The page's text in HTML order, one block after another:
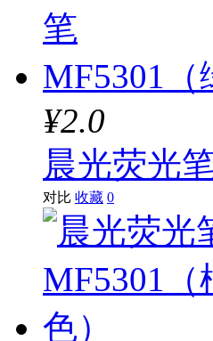
¥2.0
晨光荧光
对比 收藏 0